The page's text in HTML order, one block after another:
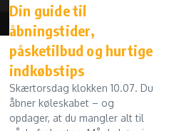
Din guide til
åbningstider,
påsketilbud og hurtige
indkøbstips
Skærtorsdag klokken 10.07. Du
åbner køleskabet – og
opdager, at du mangler alt til